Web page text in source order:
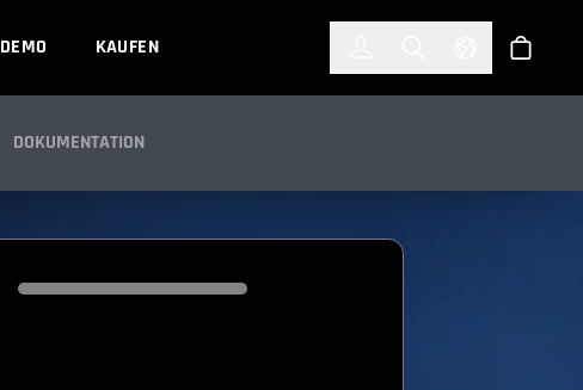
DEMO KAUFEN Select Shop
DOKUMENTATION